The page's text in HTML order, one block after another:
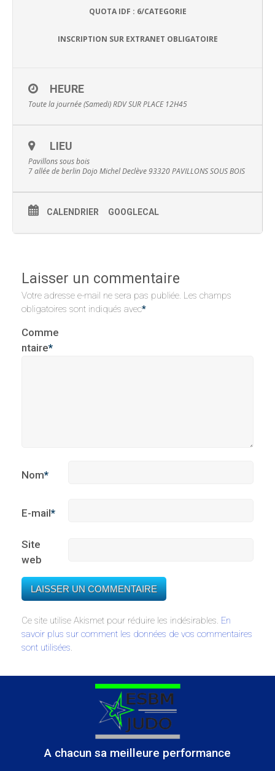
QUOTA IDF : 6/CATEGORIE
INSCRIPTION SUR EXTRANET OBLIGATOIRE
HEURE
Toute la journée (Samedi)RDV SUR PLACE 12H45
LIEU
Pavillons sous bois
7 allée de berlin Dojo Michel Declève 93320 PAVILLONS SOUS BOIS
CALENDRIER GOOGLECAL
Laisser un commentaire
Votre adresse e-mail ne sera pas publiée. Les champs
obligatoires sont indiqués avec*
Comme
ntaire*
Nom*
E-mail*
Site
web
Ce site utilise Akismet pour réduire les indésirables. En
savoir plus sur comment les données de vos commentaires
sont utilisées.
A chacun sa meilleure performance